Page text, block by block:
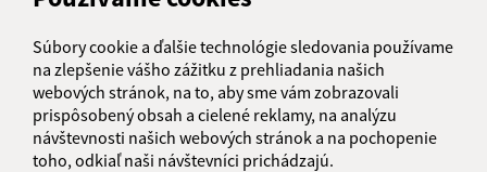
Súbory cookie a ďalšie technológie sledovania používame
na zlepšenie vášho zážitku z prehliadania našich
webových stránok, na to, aby sme vám zobrazovali
prispôsobený obsah a cielené reklamy, na analýzu
návštevnosti našich webových stránok a na pochopenie
toho, odkiaľ naši návštevníci prichádzajú.